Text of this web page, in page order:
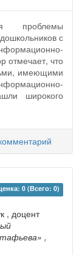
проблемы
с
отмечает, что
имеющими
широкого
0 (Всего: 0)
, доцент
,